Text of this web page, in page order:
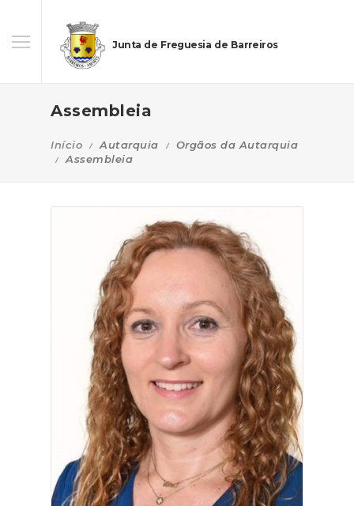
Junta de Freguesia de Barreiros
Assembleia
Início Autarquia
Orgãos da Autarquia
Assembleia